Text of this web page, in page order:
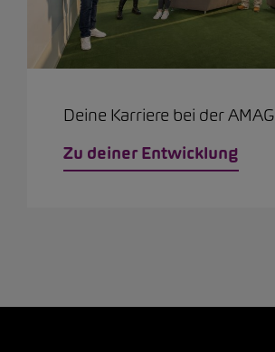
Deine Karriere bei der AMAG
Zu deiner Entwicklung